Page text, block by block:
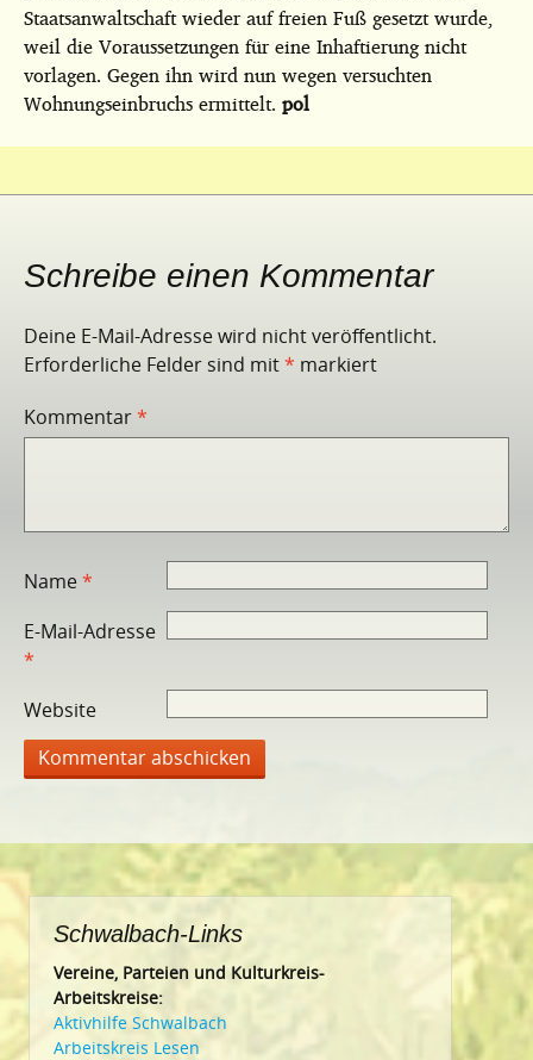
Staatsanwaltschaft wieder auf freien Fuß gesetzt wurde,
weil die Voraussetzungen für eine Inhaftierung nicht
vorlagen. Gegen ihn wird nun wegen versuchten
Wohnungseinbruchs ermittelt. pol
Schreibe einen Kommentar
Deine E-Mail-Adresse wird nicht veröffentlicht.
Erforderliche Felder sind mit* markiert
Kommentar*
Name*
E-Mail-Adresse
*
Website
Schwalbach-Links
Vereine, Parteien und Kulturkreis-
Arbeitskreise:
Aktivhilfe Schwalbach
Arbeitskreis Lesen